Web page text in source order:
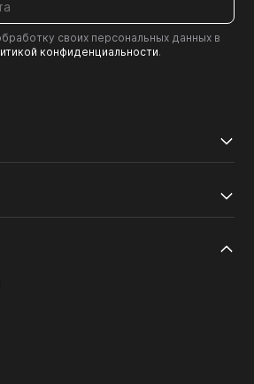
своих персональных данных в
конфиденциальности.